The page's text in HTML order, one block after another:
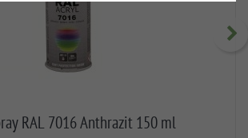
RAL 7016 Anthrazit 150 ml